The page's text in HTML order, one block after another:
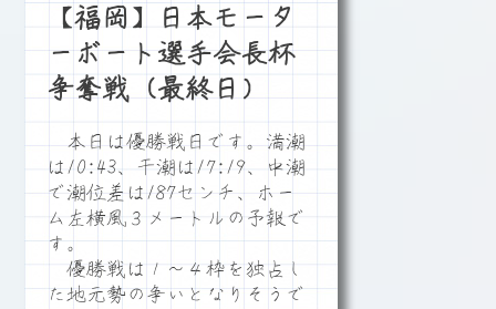
【福岡】日本モータ
ーボート選手会長杯
争奪戦（最終日）
本日は優勝戦日です。満潮
は10:43、干潮は17:19、中潮
で潮位差は187センチ、ホー
ム左横風３メートルの予報で
す。
優勝戦は１～４枠を独占し
た地元勢の争いとなりそうで